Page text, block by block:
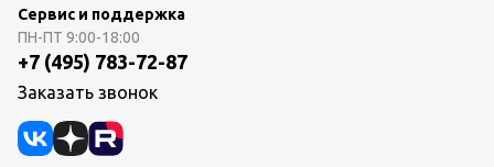
Сервис и поддержка
ПН-ПТ 9:00-18:00
+7 (495) 783-72-87
Заказать звонок